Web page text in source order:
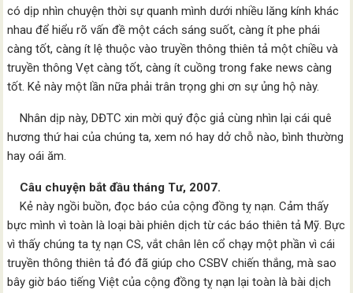
có dịp nhìn chuyện thời sự quanh mình dưới nhiều lăng kính khác
nhau để hiểu rõ vấn đề một cách sáng suốt, càng ít phe phái
càng tốt, càng ít lệ thuộc vào truyền thông thiên tả một chiều và
truyền thông Vẹt càng tốt, càng ít cuồng trong fake news càng
tốt. Kẻ này một lần nữa phải trân trọng ghi ơn sự ủng hộ này.
Nhân dịp này, DĐTC xin mời quý độc giả cùng nhìn lại cái quê
hương thứ hai của chúng ta, xem nó hay dở chỗ nào, bình thường
hay oái ăm.
Câu chuyện bắt đầu tháng Tư, 2007.
Kẻ này ngồi buồn, đọc báo của cộng đồng tỵ nạn. Cảm thấy
bực mình vì toàn là loại bài phiên dịch từ các báo thiên tả Mỹ. Bực
vì thấy chúng ta tỵ nạn CS, vắt chân lên cổ chạy một phần vì cái
truyền thông thiên tả đó đã giúp cho CSBV chiến thắng, mà sao
bây giờ báo tiếng Việt của cộng đồng tỵ nạn lại toàn là bài dịch